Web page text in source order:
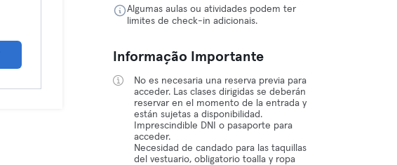
Algumas aulas ou atividades podem ter
limites de check-in adicionais.
Informação Importante
No es necesaria una reserva previa para
acceder. Las clases dirigidas se deberán
reservar en el momento de la entrada y
están sujetas a disponibilidad.
Imprescindible DNI o pasaporte para
acceder.
Necesidad de candado para las taquillas
del vestuario, obligatorio toalla y ropa